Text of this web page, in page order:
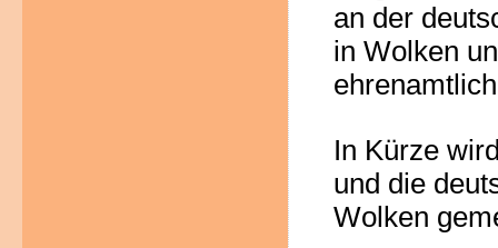
an der d
in Wolken
In Kürze
und die d
Wolken